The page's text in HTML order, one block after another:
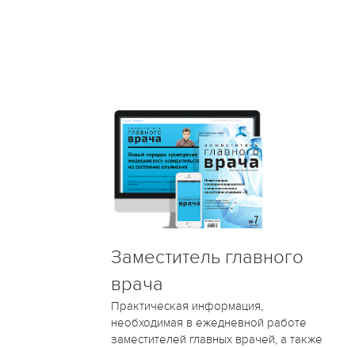
Заместитель главного
врача
Практическая информация,
необходимая в ежедневной работе
заместителей главных врачей, а также